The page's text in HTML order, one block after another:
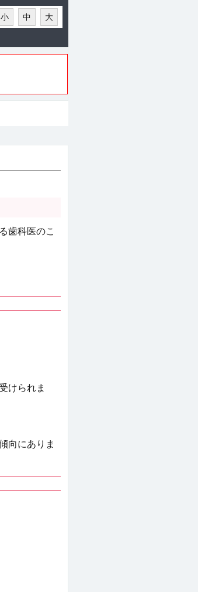
小 中 大
歯科医のこ
けられま
向にありま